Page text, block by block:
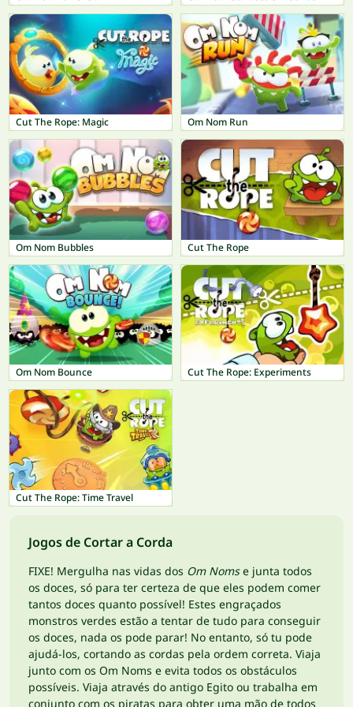
Cut The Rope: Magic Om Nom Run
Om Nom Bubbles Cut The Rope
Om Nom Bounce Cut The Rope: Experiments
Cut The Rope: Time Travel
Jogos de Cortar a Corda
FIXE! Mergulha nas vidas dos Om Nomse junta todos
os doces, só para ter certeza de que eles podem comer
tantos doces quanto possível! Estes engraçados
monstros verdes estão a tentar de tudo para conseguir
os doces, nada os pode parar! No entanto, só tu pode
ajudá-los, cortando as cordas pela ordem correta. Viaja
junto com os Om Noms e evita todos os obstáculos
possíveis. Viaja através do antigo Egito ou trabalha em
conjunto com os piratas para obter uma mão de todos